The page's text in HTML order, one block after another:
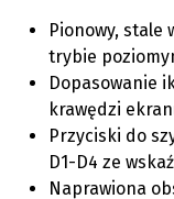
Pionowy, stale
trybie
Dopasowanie
krawędzi
Przyciski do
D1-D4 ze
Naprawiona